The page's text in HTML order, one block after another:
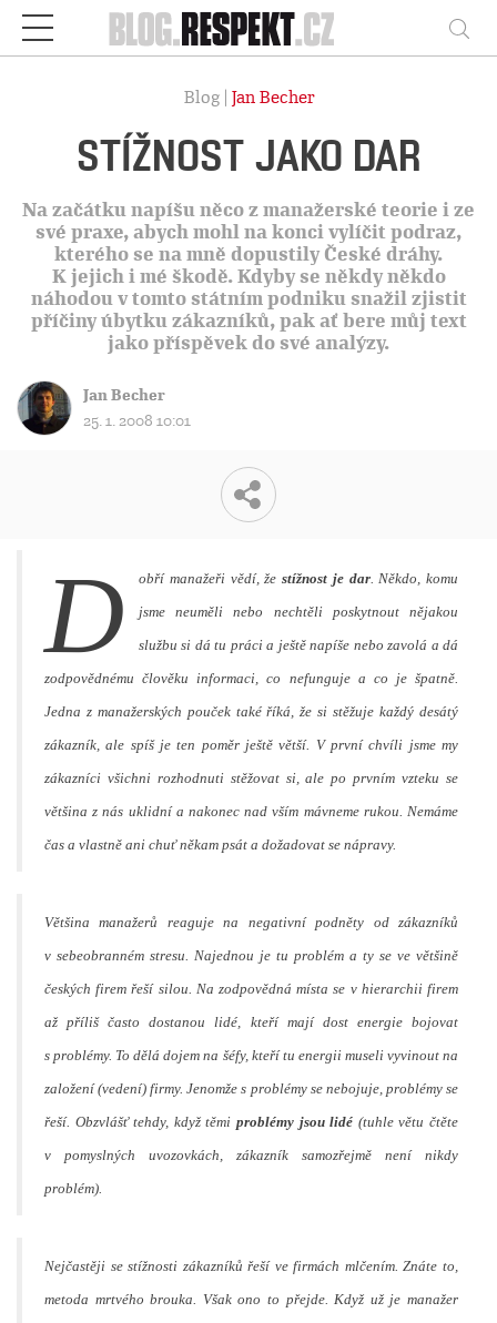
Respekt
Blog | Jan Becher
STÍŽNOST JAKO DAR
Na začátku napíšu něco z manažerské teorie i ze
své praxe, abych mohl na konci vylíčit podraz,
kterého se na mně dopustily České dráhy.
K jejich i mé škodě. Kdyby se někdy někdo
náhodou v tomto státním podniku snažil zjistit
příčiny úbytku zákazníků, pak ať bere můj text
jako příspěvek do své analýzy.
Jan Becher
25. 1. 2008 10:01
D obří manažeři vědí, že stížnost je dar. Někdo, komu
jsme neuměli nebo nechtěli poskytnout nějakou
službu si dá tu práci a ještě napíše nebo zavolá a dá
zodpovědnému člověku informaci, co nefunguje a co je špatně.
Jedna z manažerských pouček také říká, že si stěžuje každý desátý
zákazník, ale spíš je ten poměr ještě větší. V první chvíli jsme my
zákazníci všichni rozhodnuti stěžovat si, ale po prvním vzteku se
většina z nás uklidní a nakonec nad vším mávneme rukou. Nemáme
čas a vlastně ani chuť někam psát a dožadovat se nápravy.
Většina manažerů reaguje na negativní podněty od zákazníků
v sebeobranném stresu. Najednou je tu problém a ty se ve většině
českých firem řeší silou. Na zodpovědná místa se v hierarchii firem
až příliš často dostanou lidé, kteří mají dost energie bojovat
s problémy. To dělá dojem na šéfy, kteří tu energii museli vyvinout na
založení (vedení) firmy. Jenomže s problémy se nebojuje, problémy se
řeší. Obzvlášť tehdy, když těmi problémy jsou lidé (tuhle větu čtěte
v pomyslných uvozovkách, zákazník samozřejmě není nikdy
problém).
Nejčastěji se stížnosti zákazníků řeší ve firmách mlčením. Znáte to,
metoda mrtvého brouka. Však ono to přejde. Když už je manažer